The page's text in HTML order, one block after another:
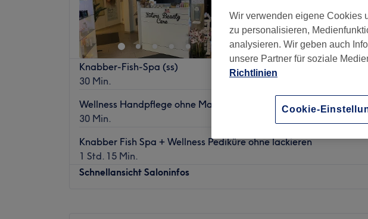
Knabber-Fish-Spa (ss)
30 Min.
Wellness Handpflege ohne Maniküre
30 Min.
Knabber Fish Spa + Wellness Pediküre ohne lackieren
1 Std. 15 Min.
Schnellansicht Saloninfos
Wir verwenden eigene Cookies
zu personalisieren,
analysieren. Wir geben auch
unsere Partner für soziale
Richtlinien
Cookie-